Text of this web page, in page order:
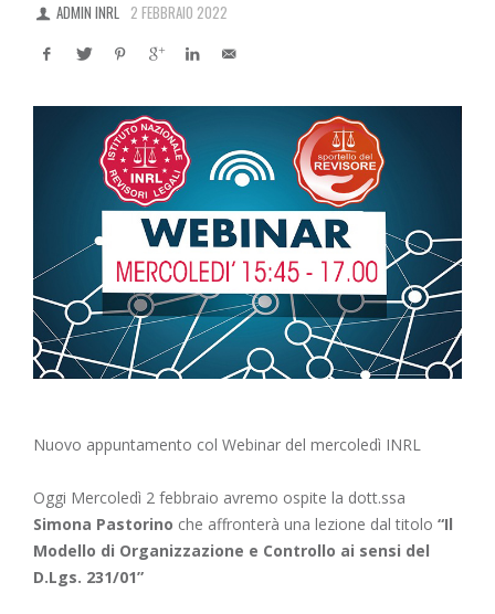
ADMIN INRL 2 FEBBRAIO 2022
Nuovo appuntamento col Webinar del mercoledì INRL
Oggi Mercoledì 2 febbraio avremo ospite la dott.ssa
Simona Pastorino che affronterà una lezione dal titolo “Il
Modello di Organizzazione e Controllo ai sensi del
D.Lgs. 231/01”